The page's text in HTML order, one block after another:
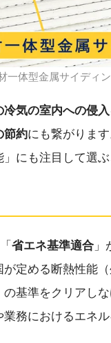
一体型金属サイディ
気の室内への侵
節約にも繋がります
にも注目して選ぶ
省エネ基準適合 」
定める断熱性能
基準をクリアし
務におけるエネ